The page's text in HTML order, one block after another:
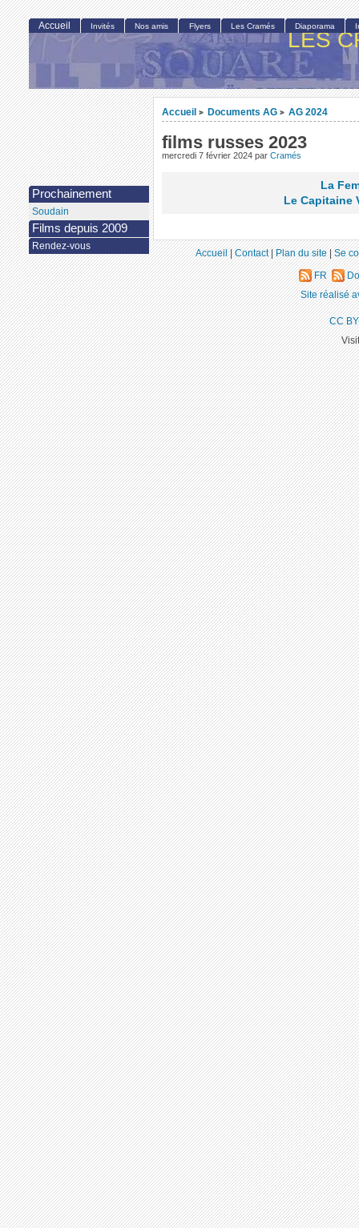
LES
Accueil > Documents AG > AG 2024
films russes 2023
mercredi 7 février 2024 par Cramés
La
Le Capitaine
Accueil Invités Nos amis Flyers Les Cramés Diaporama
Prochainement
Soudain
Films depuis 2009
Rendez-vous
Accueil|Contact|Plan du site|Se
FR
Site réalisé
CC